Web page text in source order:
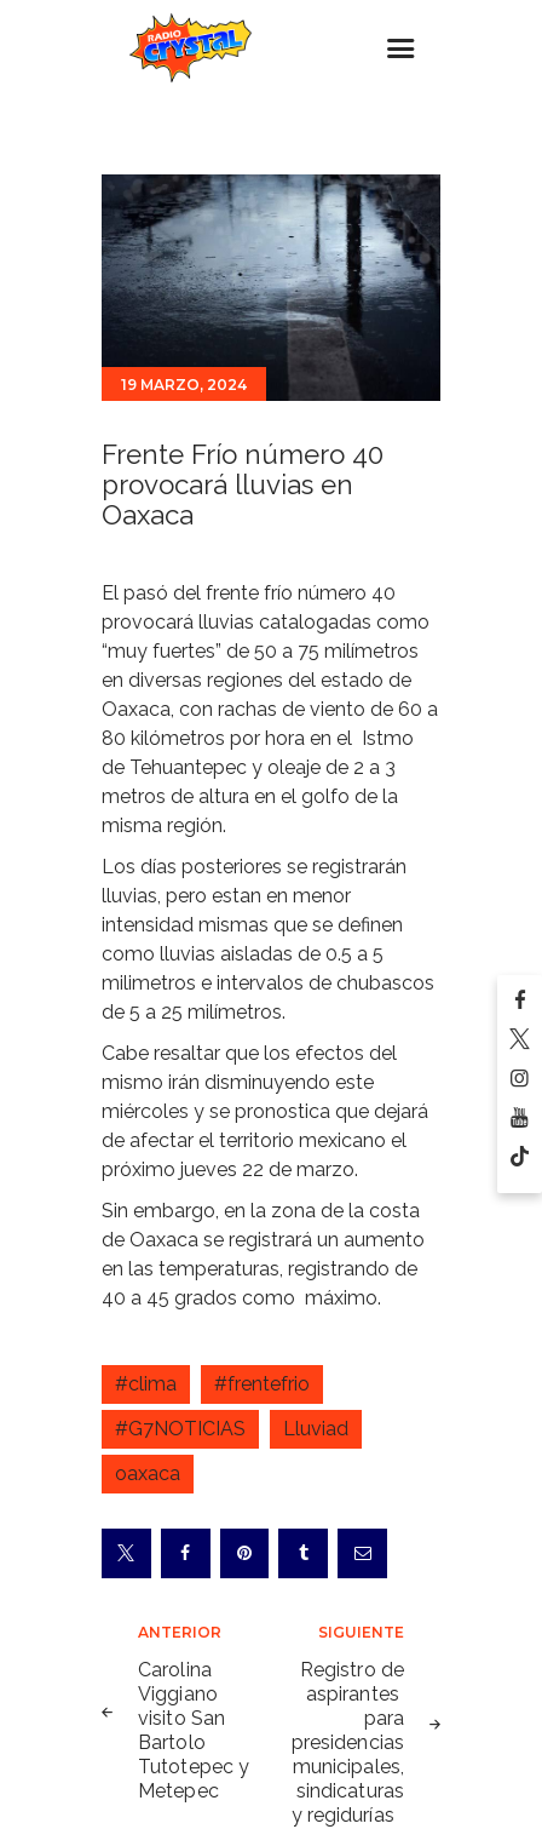
Estaciones
Eventos
Promociones
Noticias
Contacto
19 MARZO, 2024
Frente Frío número 40
provocará lluvias en
Oaxaca
El pasó del frente frío número 40
provocará lluvias catalogadas como
“muy fuertes” de 50 a 75 milímetros
en diversas regiones del estado de
Oaxaca, con rachas de viento de 60 a
80 kilómetros por hora en el Istmo
de Tehuantepec y oleaje de 2 a 3
metros de altura en el golfo de la
misma región.
Los días posteriores se registrarán
lluvias, pero estan en menor
intensidad mismas que se definen
como lluvias aisladas de 0.5 a 5
milimetros e intervalos de chubascos
de 5 a 25 milímetros.
Cabe resaltar que los efectos del
mismo irán disminuyendo este
miércoles y se pronostica que dejará
de afectar el territorio mexicano el
próximo jueves 22 de marzo.
Sin embargo, en la zona de la costa
de Oaxaca se registrará un aumento
en las temperaturas, registrando de
40 a 45 grados como máximo.
#clima
#frentefrio
#G7NOTICIAS
Lluviad
oaxaca
Navegación
de
entradas
ANTERIOR
Carolina
Viggiano
visito San
Bartolo
Tutotepec y
Metepec
SIGUIENTE
Registro de
aspirantes
para
presidencias
municipales,
sindicaturas
y regidurías